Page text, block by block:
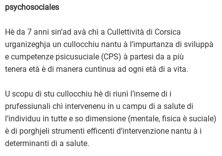
psychosociales
Hè da 7 anni sin’ad avà chì a Cullettività di Corsica
urganizeghja un cullocchiu nantu à l’impurtanza di sviluppà
e cumpetenze psicusuciale (CPS) à partesi da a più
tenera età è di manera cuntinua ad ogni età di a vita.
U scopu di stu cullocchiu hè di riunì l’inseme di i
prufessiunali chì intervenenu in u campu di a salute di
l’individuu in tutte e so dimensione (mentale, fisica è suciale)
è di porghjeli strumenti efficenti d’intervenzione nantu à i
determinanti di a salute.